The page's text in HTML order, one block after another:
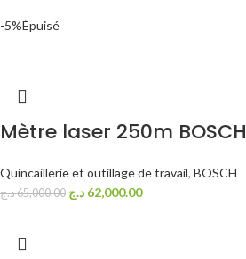
-5%Épuisé
Mètre laser 250m BOSCH
Quincaillerie et outillage de travail, BOSCH
65,000.00د.ج 62,000.00 د.ج